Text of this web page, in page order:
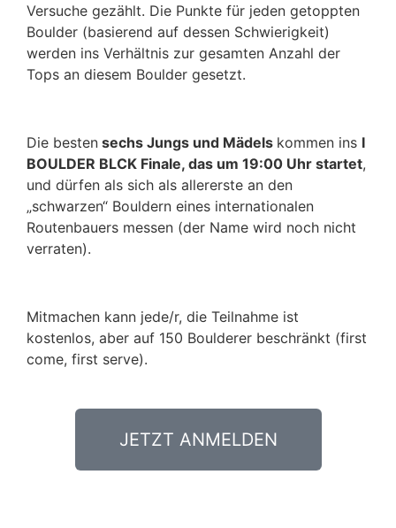
Versuche gezählt. Die Punkte für jeden getoppten
Boulder (basierend auf dessen Schwierigkeit)
werden ins Verhältnis zur gesamten Anzahl der
Tops an diesem Boulder gesetzt.
Die besten sechs Jungs und Mädels kommen ins I
BOULDER BLCK Finale, das um 19:00 Uhr startet,
und dürfen als sich als allererste an den
„schwarzen“ Bouldern eines internationalen
Routenbauers messen (der Name wird noch nicht
verraten).
Mitmachen kann jede/r, die Teilnahme ist
kostenlos, aber auf 150 Boulderer beschränkt (first
come, first serve).
JETZT ANMELDEN